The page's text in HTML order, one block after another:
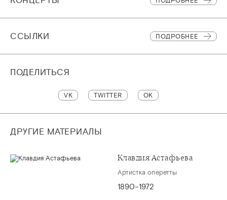
CСЫЛКИ ПОДРОБНЕЕ
ПОДЕЛИТЬСЯ
VK TWITTER OK
ДРУГИЕ МАТЕРИАЛЫ
Клавдия Астафьева
Артистка оперетты
1890–1972